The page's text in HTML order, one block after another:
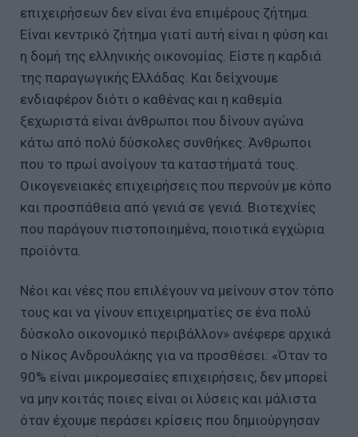
επιχειρήσεων δεν είναι ένα επιμέρους ζήτημα.
Είναι κεντρικό ζήτημα γιατί αυτή είναι η φύση και
η δομή της ελληνικής οικονομίας. Είστε η καρδιά
της παραγωγικής Ελλάδας. Και δείχνουμε
ενδιαφέρον διότι ο καθένας και η καθεμία
ξεχωριστά είναι άνθρωποι που δίνουν αγώνα
κάτω από πολύ δύσκολες συνθήκες. Άνθρωποι
που το πρωί ανοίγουν τα καταστήματά τους.
Οικογενειακές επιχειρήσεις που περνούν με κόπο
και προσπάθεια από γενιά σε γενιά. Βιοτεχνίες
που παράγουν πιστοποιημένα, ποιοτικά εγχώρια
προϊόντα.
Νέοι και νέες που επιλέγουν να μείνουν στον τόπο
τους και να γίνουν επιχειρηματίες σε ένα πολύ
δύσκολο οικονομικό περιβάλλον» ανέφερε αρχικά
ο Νίκος Ανδρουλάκης για να προσθέσει: «Όταν το
90% είναι μικρομεσαίες επιχειρήσεις, δεν μπορεί
να μην κοιτάς ποιες είναι οι λύσεις και μάλιστα
όταν έχουμε περάσει κρίσεις που δημιούργησαν